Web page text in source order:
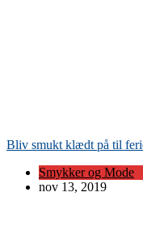
Bliv smukt klædt på til
Smykker og Mode
nov 13, 2019